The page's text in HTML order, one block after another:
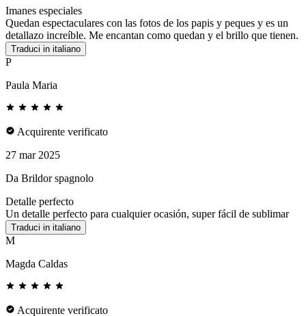
Imanes especiales
Quedan espectaculares con las fotos de los papis y peques y es un
detallazo increíble. Me encantan como quedan y el brillo que tienen.
Traduci in italiano
P
Paula Maria
Acquirente verificato
27 mar 2025
Da Brildor spagnolo
Detalle perfecto
Un detalle perfecto para cualquier ocasión, super fácil de sublimar
Traduci in italiano
M
Magda Caldas
Acquirente verificato